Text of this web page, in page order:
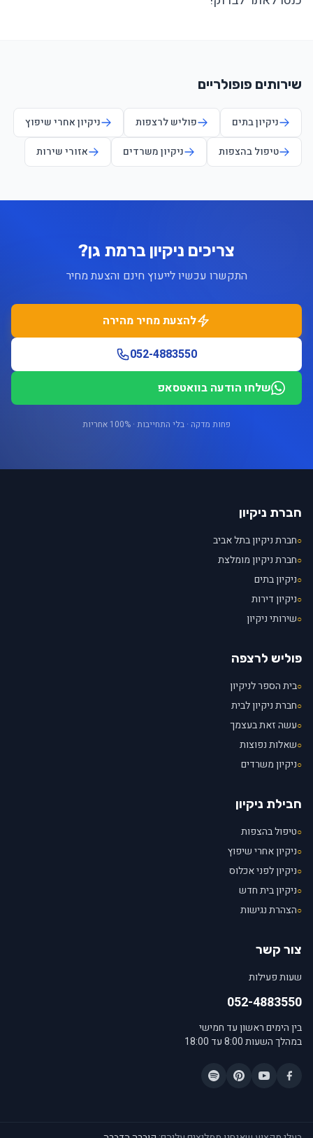
שירותים פופולריים
ניקיון בתים פוליש לרצפות
ניקיון אחרי שיפוץ
טיפול בהצפות
ניקיון משרדים אזורי שירות
צריכים ניקיון ברמת גן?
התקשרו עכשיו לייעוץ חינם והצעת מחיר
להצעת מחיר מהירה
052-4883550
שלחו הודעה בוואטסאפ
פחות מדקה · בלי התחייבות · 100% אחריות
חברת ניקיון
○חברת ניקיון בתל אביב
○חברת ניקיון מומלצת
○ניקיון בתים
○ניקיון דירות
○שירותי ניקיון
פוליש לרצפה
○בית הספר לניקיון
○חברת ניקיון לבית
○עשה זאת בעצמך
○שאלות נפוצות
○ניקיון משרדים
חבילת ניקיון
○טיפול בהצפות
○ניקיון אחרי שיפוץ
○ניקיון לפני אכלוס
○ניקיון בית חדש
○הצהרת נגישות
צור קשר
שעות פעילות
052-4883550
בין הימים ראשון עד חמישי
במהלך השעות 8:00 עד 18:00